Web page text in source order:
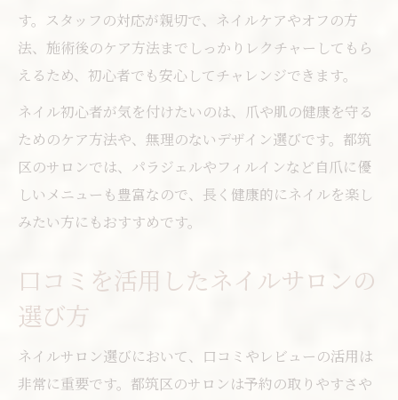
す。スタッフの対応が親切で、ネイルケアやオフの方
法、施術後のケア方法までしっかりレクチャーしてもら
えるため、初心者でも安心してチャレンジできます。
ネイル初心者が気を付けたいのは、爪や肌の健康を守る
ためのケア方法や、無理のないデザイン選びです。都筑
区のサロンでは、パラジェルやフィルインなど自爪に優
しいメニューも豊富なので、長く健康的にネイルを楽し
みたい方にもおすすめです。
口コミを活用したネイルサロンの
選び方
ネイルサロン選びにおいて、口コミやレビューの活用は
非常に重要です。都筑区のサロンは予約の取りやすさや